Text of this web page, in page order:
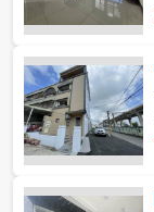
新北市
宜蘭縣
桃園市
新竹市
類型(可複選)
不拘
雅房